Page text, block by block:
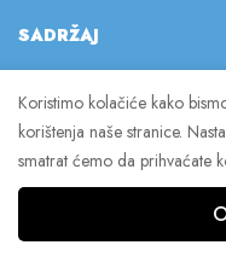
SADRŽAJ
© 2023 Lively
Koristimo kolačiće kako
korištenja naše stranice.
smatrat ćemo da prihvaćate